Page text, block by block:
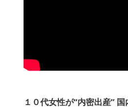
１０代女性が“内密出産”